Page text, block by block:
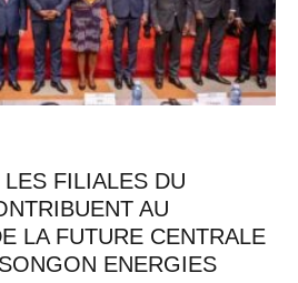
FILIALES DU
AU
LA FUTURE CENTRALE
ENERGIES